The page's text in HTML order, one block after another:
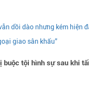
dồi dào nhưng kém hiện
giao sân khấu”
buộc tội hình sự sau khi